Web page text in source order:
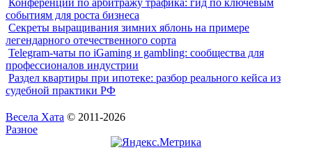
событиям для роста бизнеса
Секреты выращивания зимних яблонь на примере
легендарного отечественного сорта
Telegram-чаты по iGaming и gambling: сообщества для
профессионалов индустрии
Раздел квартиры при ипотеке: разбор реального кейса из
судебной практики РФ
Весела Хата © 2011-2026
Разное